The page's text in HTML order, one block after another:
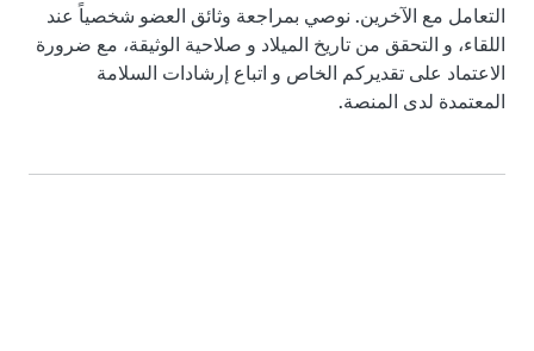
التعامل مع الآخرين. نوصي بمراجعة وثائق العضو شخصياً عند
اللقاء، و التحقق من تاريخ الميلاد و صلاحية الوثيقة، مع ضرورة
الاعتماد على تقديركم الخاص و اتباع إرشادات السلامة
المعتمدة لدى المنصة.